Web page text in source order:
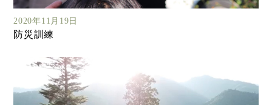
2020年11月19日
防災訓練